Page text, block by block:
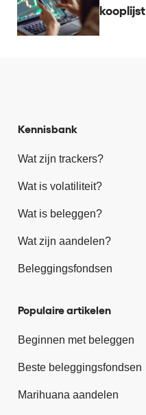
kooplijst
Kennisbank
Wat zijn trackers?
Wat is volatiliteit?
Wat is beleggen?
Wat zijn aandelen?
Beleggingsfondsen
Populaire artikelen
Beginnen met beleggen
Beste beleggingsfondsen
Marihuana aandelen